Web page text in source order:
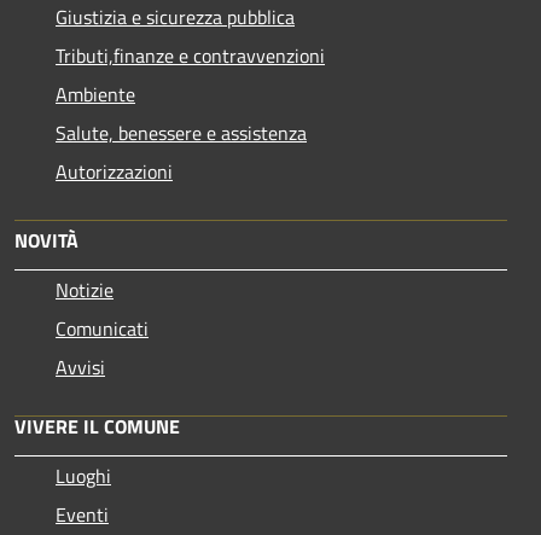
Giustizia e sicurezza pubblica
Tributi,finanze e contravvenzioni
Ambiente
Salute, benessere e assistenza
Autorizzazioni
NOVITÀ
Notizie
Comunicati
Avvisi
VIVERE IL COMUNE
Luoghi
Eventi